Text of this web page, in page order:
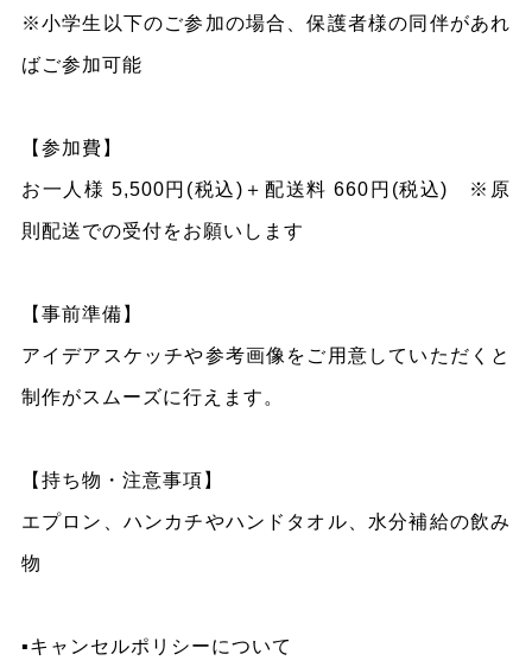
※小学生以下のご参加の場合、保護者様の同伴があれ
ばご参加可能
【参加費】
お一人様 5,500円(税込)＋配送料 660円(税込) ※原
則配送での受付をお願いします
【事前準備】
アイデアスケッチや参考画像をご用意していただくと
制作がスムーズに行えます。
【持ち物・注意事項】
エプロン、ハンカチやハンドタオル、水分補給の飲み
物
▪️キャンセルポリシーについて